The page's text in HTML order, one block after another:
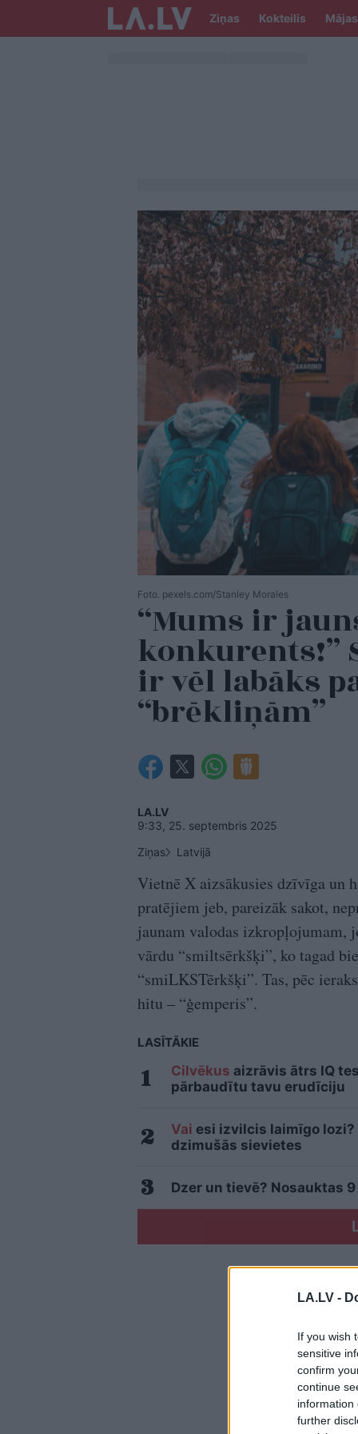
LA.LV -
If you wish
sensitive
confirm
continue
information
further
Ziņas Kokteilis Mājas
Foto. pexels.com/Stanley Morales
“Mums ir
konkurents!”
ir vēl labāks
“brēkliņām”
LA.LV
9:33, 25. septembris 2025
Ziņas
Latvijā
Vietnē X aizsākusies dzīvīga un
pratējiem jeb, pareizāk sakot,
jaunam valodas izkropļojumam,
vārdu “smiltsērkšķi”, ko tagad
“smiLKSTērkšķi”. Tas, pēc
hitu – “ģemperis”.
LASĪTĀKIE
Cilvēkus aizrāvis ātrs IQ
pārbaudītu tavu erudīciju
Vai esi izvilcis laimīgo
dzimušās sievietes
Dzer un tievē? Nosauktas